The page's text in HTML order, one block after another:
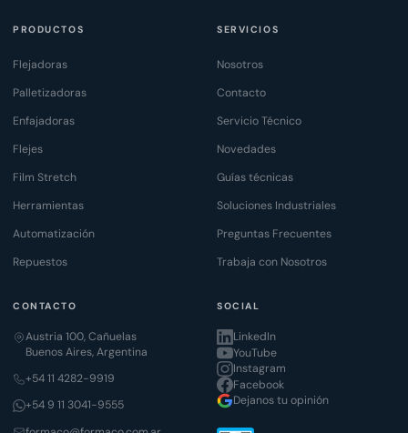
PRODUCTOS
Flejadoras
Palletizadoras
Enfajadoras
Flejes
Film Stretch
Herramientas
Automatización
Repuestos
SERVICIOS
Nosotros
Contacto
Servicio Técnico
Novedades
Guías técnicas
Soluciones Industriales
Preguntas Frecuentes
Trabaja con Nosotros
CONTACTO
Austria 100, Cañuelas
Buenos Aires, Argentina
+54 11 4282-9919
+54 9 11 3041-9555
SOCIAL
LinkedIn
YouTube
Instagram
Facebook
Dejanos tu opinión